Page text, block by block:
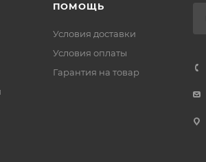
ПОМОЩЬ
Условия доставки
Условия оплаты
Гарантия на товар